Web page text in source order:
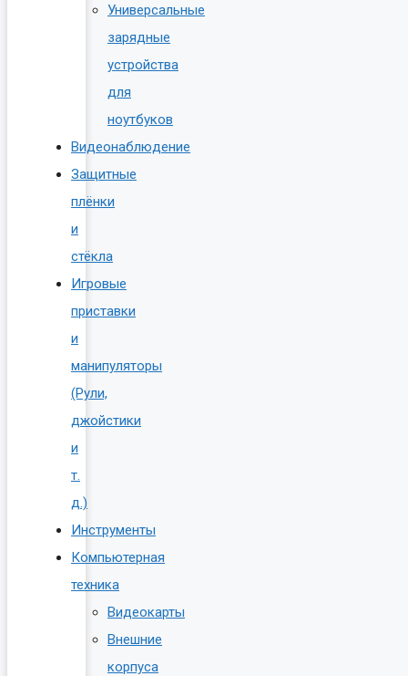
Универсальные
зарядные
устройства
для
ноутбуков
Видеонаблюдение
Защитные
плёнки
и
стёкла
Игровые
приставки
и
манипуляторы
(Рули,
джойстики
и
т.
д.)
Инструменты
Компьютерная
техника
Видеокарты
Внешние
корпуса